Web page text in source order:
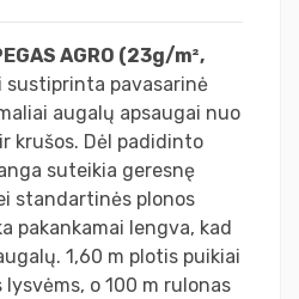
AGRO (23g/m²,
sustiprinta pavasarinė
augalų apsaugai nuo
krušos. Dėl padidinto
suteikia geresnę
standartinės plonos
pakankamai lengva, kad
1,60 m plotis puikiai
o 100 m rulonas